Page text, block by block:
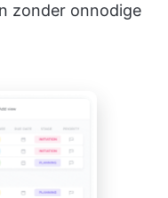
zonder onnodige